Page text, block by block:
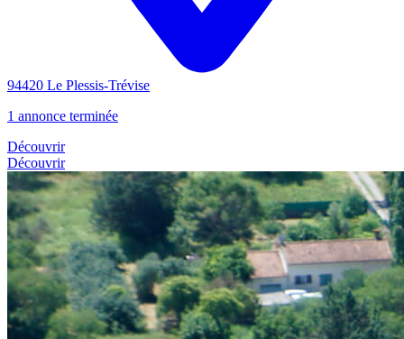
94420 Le Plessis-Trévise
1 annonce terminée
Découvrir
Découvrir